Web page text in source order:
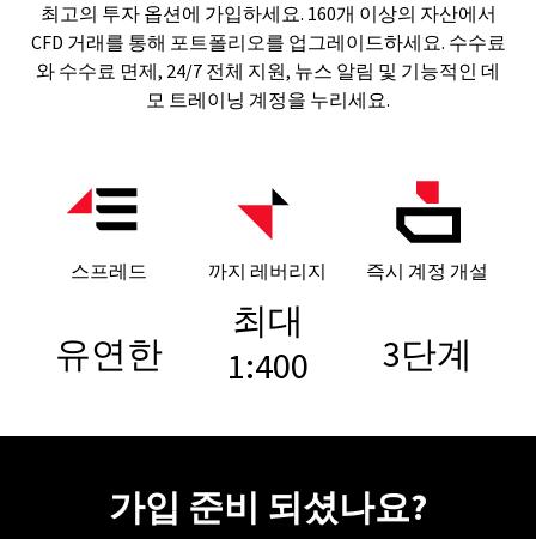
최고의 투자 옵션에 가입하세요. 160개 이상의 자산에서
CFD 거래를 통해 포트폴리오를 업그레이드하세요. 수수료
와 수수료 면제, 24/7 전체 지원, 뉴스 알림 및 기능적인 데
모 트레이닝 계정을 누리세요.
스프레드
유연한
까지 레버리지
최대
1:400
즉시 계정 개설
3단계
가입 준비 되셨나요?